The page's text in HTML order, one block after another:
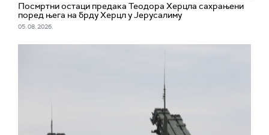
Посмртни остаци предака Теодора Херцла сахрањени
поред њега на брду Херцл у Јерусалиму
05. 08. 2026.